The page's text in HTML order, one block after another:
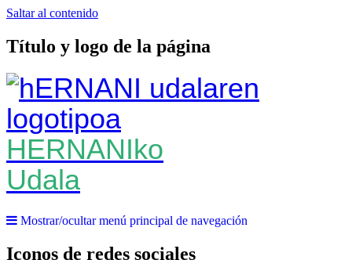
Saltar al contenido
Título y logo de la página
HERNANIko
Udala
Mostrar/ocultar menú principal de navegación
Iconos de redes sociales